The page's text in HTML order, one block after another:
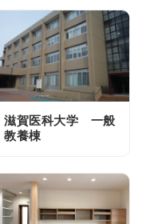
滋賀医科大学 一般
教養棟